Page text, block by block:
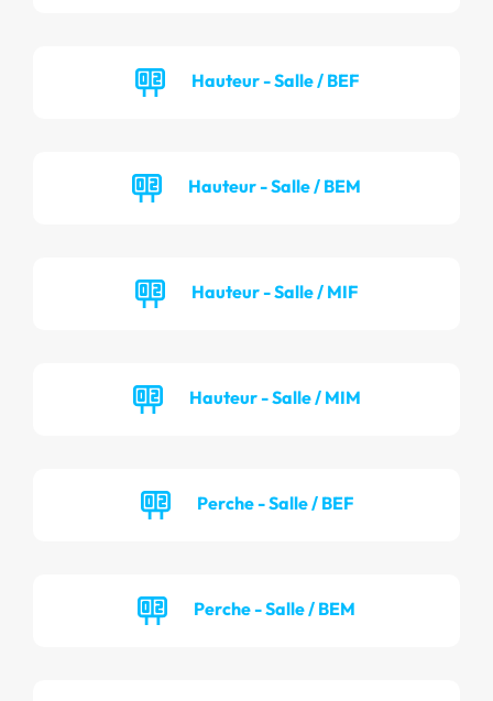
Hauteur - Salle / BEF
Hauteur - Salle / BEM
Hauteur - Salle / MIF
Hauteur - Salle / MIM
Perche - Salle / BEF
Perche - Salle / BEM